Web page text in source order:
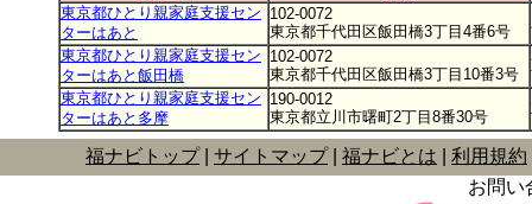
東京都ひとり親家庭支援セン
ターはあと
102-0072
東京都千代田区飯田橋3丁目4番6号
東京都ひとり親家庭支援セン
ターはあと飯田橋
102-0072
東京都千代田区飯田橋3丁目10番3号
東京都ひとり親家庭支援セン
ターはあと多摩
190-0012
東京都立川市曙町2丁目8番30号
福ナビトップ サイトマップ 福ナビとは
利用規約
お問い